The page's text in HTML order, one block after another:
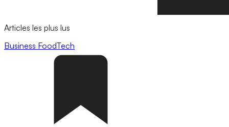
Articles les plus lus
Business FoodTech